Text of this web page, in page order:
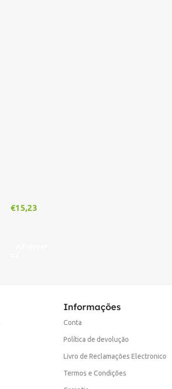
€15,23
Informações
Conta
Política de devolução
Livro de Reclamações Electronico
Termos e Condições